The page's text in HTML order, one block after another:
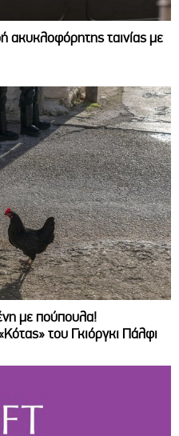
ακυκλοφόρητης ταινίας με
με πούπουλα!
του Γκιόργκι Πάλφι